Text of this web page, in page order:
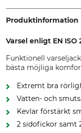
Produktinformation
Varsel enligt EN ISO
Funktionell
bästa möjliga
Extremt bra
Vatten- och
Kevlar förstärkt
2 sidofickor samt